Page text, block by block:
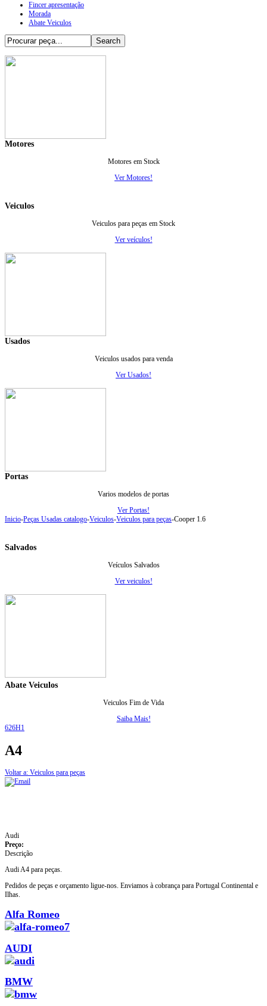
Fincer apresentação
Morada
Abate Veiculos
Motores
Motores em Stock
Ver Motores!
Veiculos
Veiculos para peças em Stock
Ver veículos!
Usados
Veiculos usados para venda
Ver Usados!
Portas
Varios modelos de portas
Ver Portas!
Inicio-Peças Usadas catalogo-Veiculos-Veiculos para peças-Cooper 1.6
Salvados
Veículos Salvados
Ver veiculos!
Abate Veiculos
Veiculos Fim de Vida
Saiba Mais!
626H1
A4
Voltar a: Veiculos para peças
Audi
Preço:
Descrição
Audi A4 para peças.
Pedidos de peças e orçamento ligue-nos. Enviamos à cobrança para Portugal Continental e
Ilhas.
Alfa Romeo
AUDI
BMW